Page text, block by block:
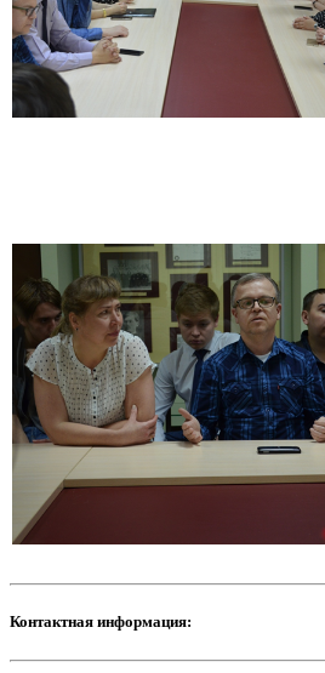
Контактная информация: